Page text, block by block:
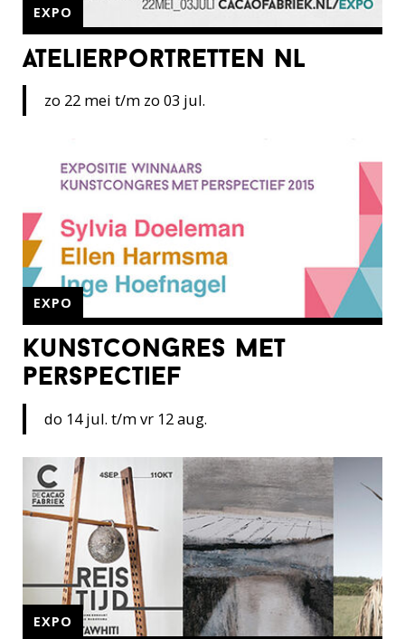
atelierportretten nl
EXPO
zo 22 mei t/m zo 03 jul.
kunstcongres met
perspectief
EXPO
do 14 jul. t/m vr 12 aug.
EXPO